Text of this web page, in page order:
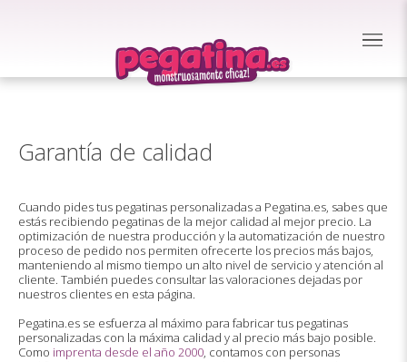
Garantía de calidad
Cuando pides tus pegatinas personalizadas a Pegatina.es, sabes que
estás recibiendo pegatinas de la mejor calidad al mejor precio. La
optimización de nuestra producción y la automatización de nuestro
proceso de pedido nos permiten ofrecerte los precios más bajos,
manteniendo al mismo tiempo un alto nivel de servicio y atención al
cliente. También puedes consultar las valoraciones dejadas por
nuestros clientes en esta página.
Pegatina.es se esfuerza al máximo para fabricar tus pegatinas
personalizadas con la máxima calidad y al precio más bajo posible.
Como imprenta desde el año 2000, contamos con personas